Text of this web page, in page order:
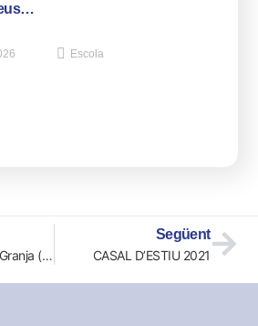
Escola
Sortida de P4 a la Granja (Els Esquirols)
Següent
CASAL D’ESTIU 2021